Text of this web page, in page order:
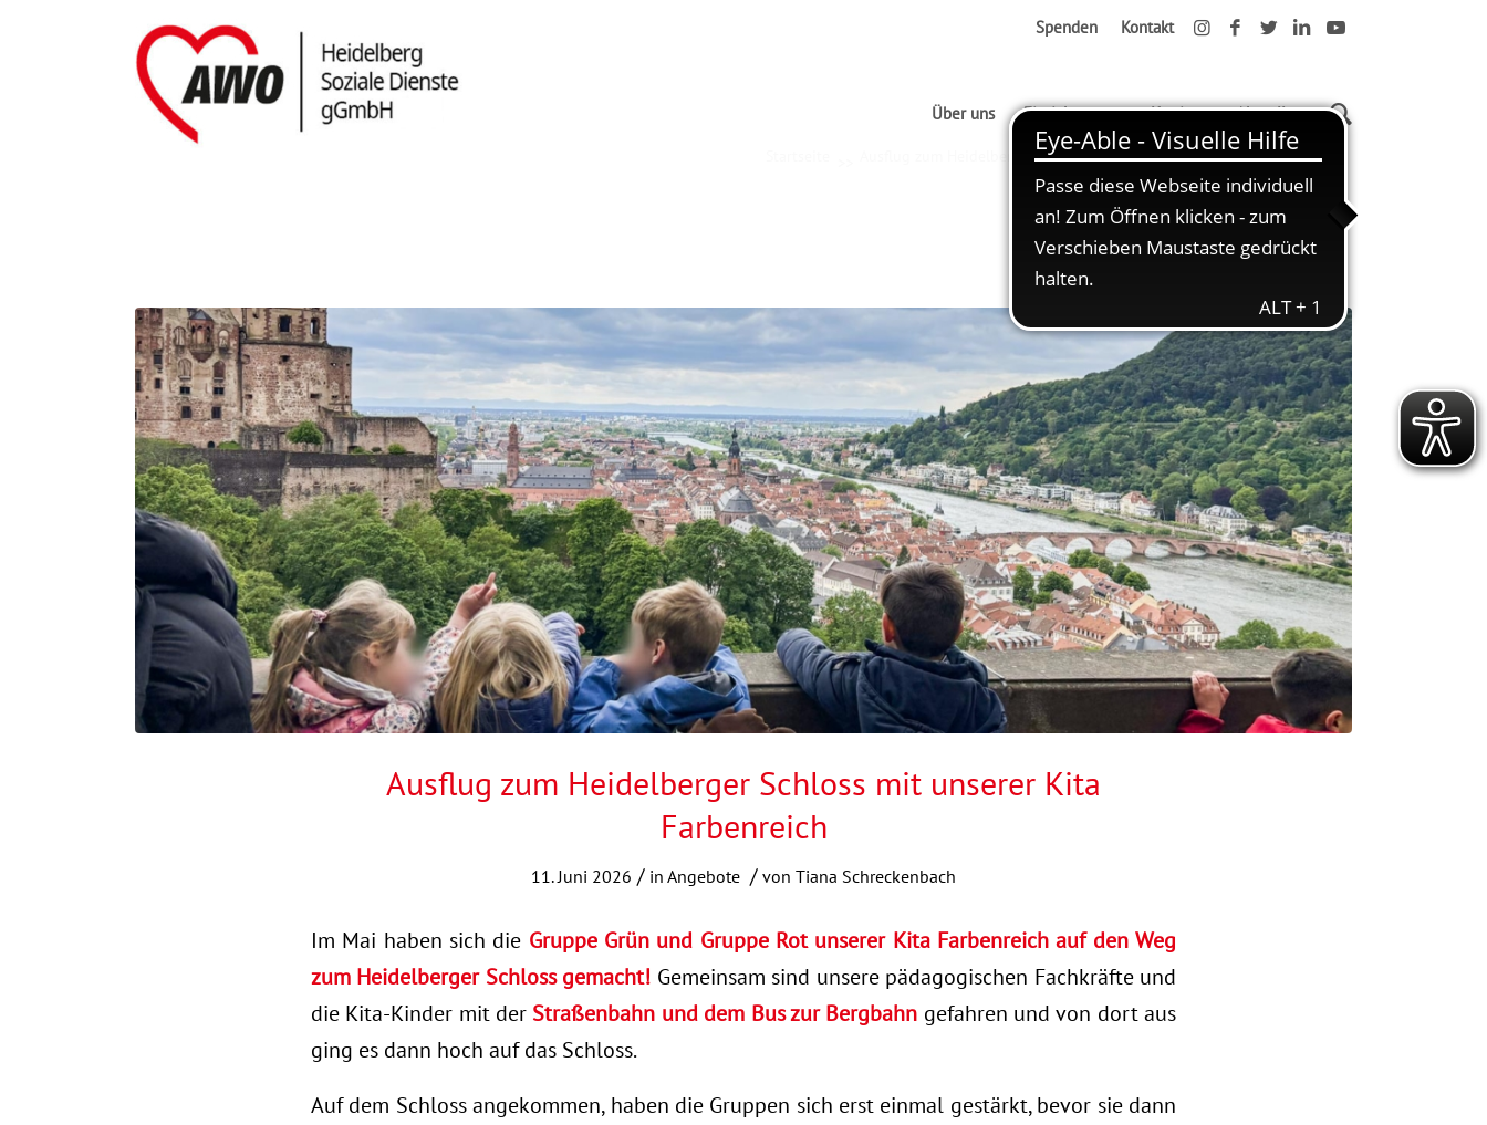
Spenden Kontakt
Über uns Einrichtungen Karriere Aktuelles
Ausflug zum Heidelberger Schloss mit unserer Kita Farbenreich
Ausflug zum Heidelberger Schloss mit unserer Kita
Farbenreich
11. Juni 2026 / in Angebote / von Tiana Schreckenbach
Im Mai haben sich die Gruppe Grün und Gruppe Rot unserer Kita Farbenreich auf den Weg
zum Heidelberger Schloss gemacht! Gemeinsam sind unsere pädagogischen Fachkräfte und
die Kita-Kinder mit der Straßenbahn und dem Bus zur Bergbahn gefahren und von dort aus
ging es dann hoch auf das Schloss.
Auf dem Schloss angekommen, haben die Gruppen sich erst einmal gestärkt, bevor sie dann